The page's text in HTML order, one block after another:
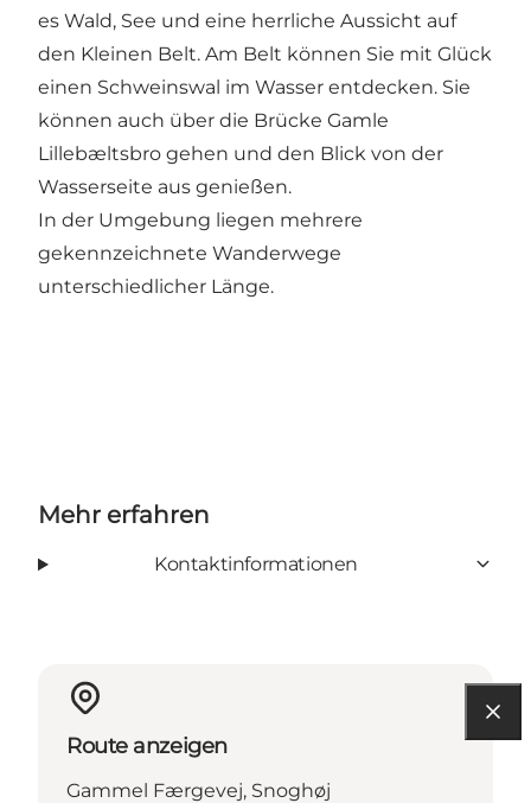
es Wald, See und eine herrliche Aussicht auf
den Kleinen Belt. Am Belt können Sie mit Glück
einen Schweinswal im Wasser entdecken. Sie
können auch über die Brücke Gamle
Lillebæltsbro gehen und den Blick von der
Wasserseite aus genießen.
In der Umgebung liegen mehrere
gekennzeichnete Wanderwege
unterschiedlicher Länge.
Mehr erfahren
Kontaktinformationen
Route anzeigen
Gammel Færgevej, Snoghøj